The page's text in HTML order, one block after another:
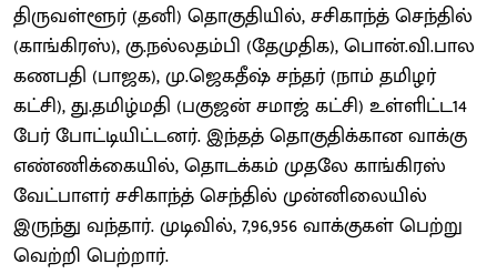
திருவள்ளூர் (தனி) தொகுதியில், சசிகாந்த் செந்தில்
(காங்கிரஸ்), கு.நல்லதம்பி (தேமுதிக), பொன்.வி.பால
கணபதி (பாஜக), மு.ஜெகதீஷ் சந்தர் (நாம் தமிழர்
கட்சி), து.தமிழ்மதி (பகுஜன் சமாஜ் கட்சி) உள்ளிட்ட14
பேர் போட்டியிட்டனர். இந்தத் தொகுதிக்கான வாக்கு
எண்ணிக்கையில், தொடக்கம் முதலே காங்கிரஸ்
வேட்பாளர் சசிகாந்த் செந்தில் முன்னிலையில்
இருந்து வந்தார். முடிவில், 7,96,956 வாக்குகள் பெற்று
வெற்றி பெற்றார்.